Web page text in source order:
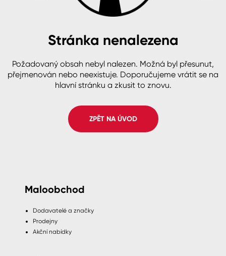
B2B +420 800 145 555Po – Pá: 8:00–15:00
Česko
Slovensko Polsko Worldwide
Beton, asfalt, minerální podklady
Plast, sklo, keramika
Stěny
Fasády
Spreje
Colorlak Pta
Stránka nenalezena
Požadovaný obsah nebyl nalezen. Možná byl přesunut,
přejmenován nebo neexistuje. Doporučujeme vrátit se na
hlavní stránku a zkusit to znovu.
ZPĚT NA ÚVOD
Maloobchod
Dodavatelé a značky
Prodejny
Akční nabídky